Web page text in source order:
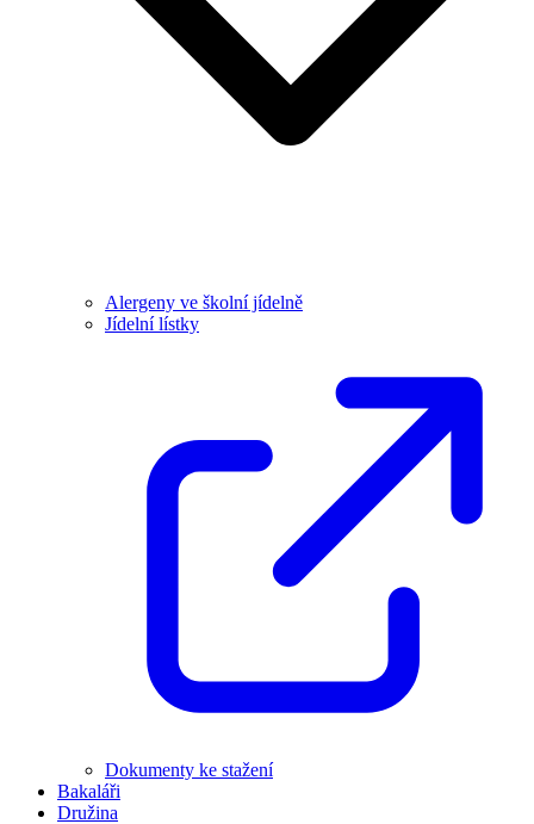
Alergeny ve školní jídelně
Jídelní lístky
Dokumenty ke stažení
Bakaláři
Družina